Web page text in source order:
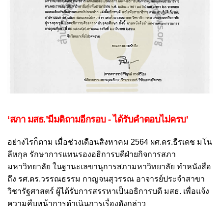
‘สภา มสธ.’มีมติถามอีกรอบ - ได้รับคำตอบไม่ครบ'
อย่างไรก็ตาม เมื่อช่วงเดือนสิงหาคม 2564 ผศ.ดร.ธีรเดช มโน
ลีหกุล รักษาการแทนรองอธิการบดีฝ่ายกิจการสภา
มหาวิทยาลัย ในฐานะเลขานุการสภามหาวิทยาลัย ทำหนังสือ
ถึง รศ.ดร.วรรณธรรม กาญจนสุวรรณ อาจารย์ประจำสาขา
วิชารัฐศาสตร์ ผู้ได้รับการสรรหาเป็นอธิการบดี มสธ. เพื่อแจ้ง
ความคืบหน้าการดำเนินการเรื่องดังกล่าว